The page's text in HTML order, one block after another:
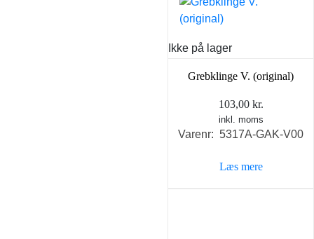
Ikke på lager
Grebklinge V. (original)
103,00 kr.
inkl. moms
Varenr: 5317A-GAK-V00
Læs mere